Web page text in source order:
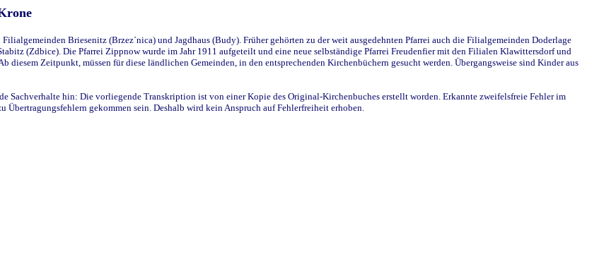
Briesenitz (Brzez`nica) und Jagdhaus (Budy). Früher gehörten zu der weit ausgedehnten Pfarrei auch die Filialgemeinden Doderlage
(Zdbice). Die Pfarrei Zippnow wurde im Jahr 1911 aufgeteilt und eine neue selbständige Pfarrei Freudenfier mit den Filialen Klawittersdorf und
Zeitpunkt, müssen für diese ländlichen Gemeinden, in den entsprechenden Kirchenbüchern gesucht werden. Übergangsweise sind Kinder aus
Sachverhalte hin: Die vorliegende Transkription ist von einer Kopie des Original-Kirchenbuches erstellt worden. Erkannte zweifelsfreie Fehler im
gekommen sein. Deshalb wird kein Anspruch auf Fehlerfreiheit erhoben.